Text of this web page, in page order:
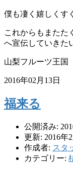
僕も凄く嬉しくす
これからもまたた
へ宣伝していきた
山梨フルーツ王
2016年02月13日
福来る
公開済み:
更新: 2016年
作成者: スタ
カテゴリー: